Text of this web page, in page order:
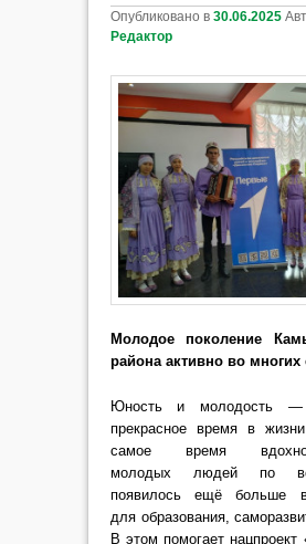
Опубликовано в 30.06.2025
Редактор
Молодое поколение
района активно во многих
Юность и молодость
прекрасное время в
самое время
молодых людей по
появилось ещё больше
для образования,
В этом помогает